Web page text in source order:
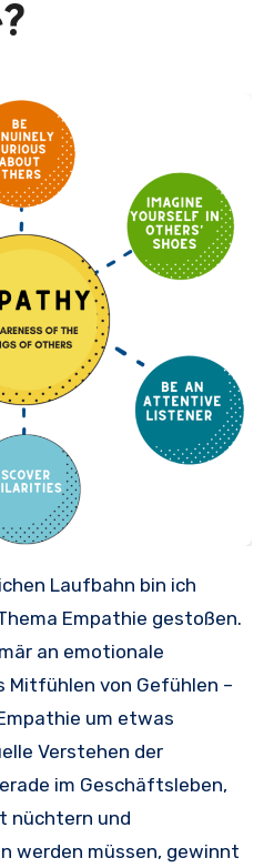
Empathie gestoßen.
an emotionale
Mitfühlen von Gefühlen –
um etwas
Verstehen der
im Geschäftsleben,
nüchtern und
werden müssen, gewinnt